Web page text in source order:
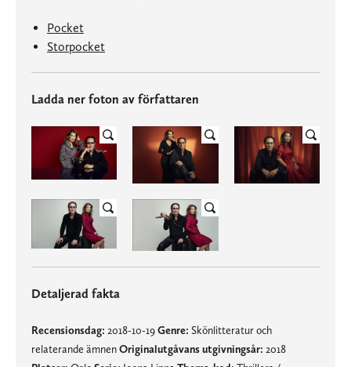
Pocket
Storpocket
Ladda ner foton av författaren
Detaljerad fakta
Recensionsdag: 2018-10-19Genre: Skönlitteratur och
relaterande ämnenOriginalutgåvans utgivningsår: 2018